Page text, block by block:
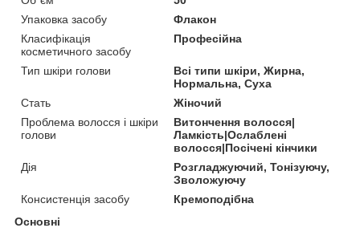
Упаковка засобу
Флакон
Класифікація
косметичного засобу
Професійна
Тип шкіри голови
Всі типи шкіри, Жирна,
Нормальна, Суха
Стать
Жіночий
Проблема волосся і шкіри
голови
Витончення волосся|
Ламкість|Ослаблені
волосся|Посічені кінчики
Дія
Розгладжуючий, Тонізуючу,
Зволожуючу
Консистенція засобу
Кремоподібна
Основні